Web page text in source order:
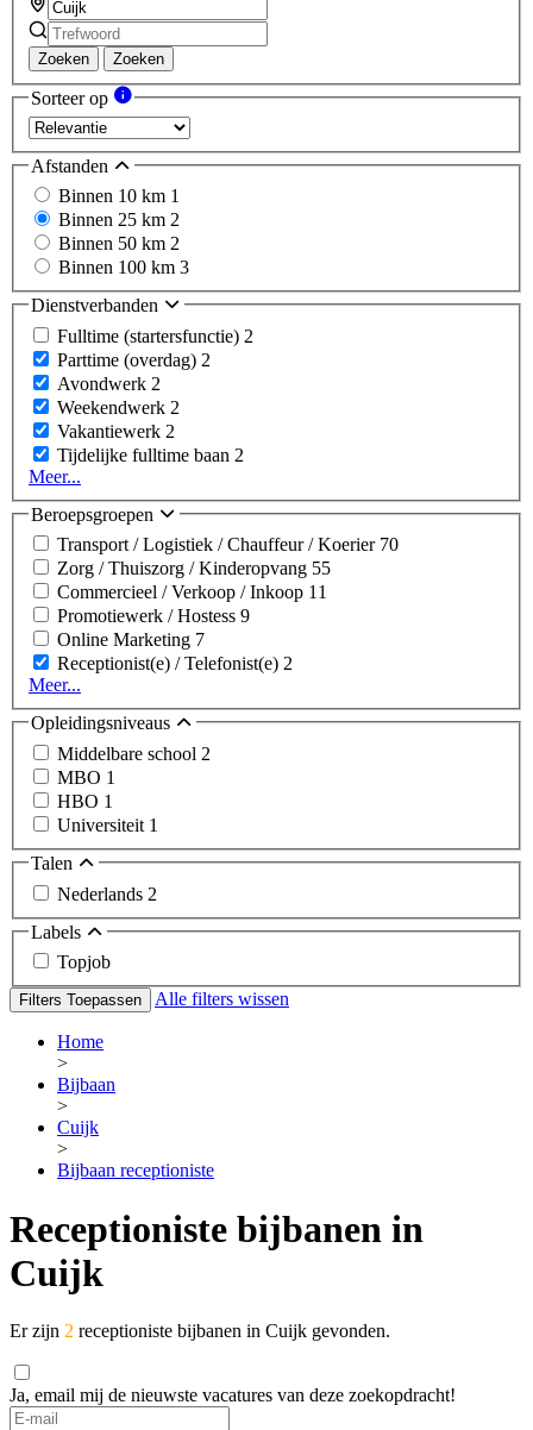
Zoeken Zoeken
Sorteer op
Afstanden
Binnen 10 km 1
Binnen 25 km 2
Binnen 50 km 2
Binnen 100 km 3
Dienstverbanden
Fulltime (startersfunctie) 2
Parttime (overdag) 2
Avondwerk 2
Weekendwerk 2
Vakantiewerk 2
Tijdelijke fulltime baan 2
Meer...
Beroepsgroepen
Transport / Logistiek / Chauffeur / Koerier 70
Zorg / Thuiszorg / Kinderopvang 55
Commercieel / Verkoop / Inkoop 11
Promotiewerk / Hostess 9
Online Marketing 7
Receptionist(e) / Telefonist(e) 2
Meer...
Opleidingsniveaus
Middelbare school 2
MBO 1
HBO 1
Universiteit 1
Talen
Nederlands 2
Labels
Topjob
Filters Toepassen Alle filters wissen
Home
>
Bijbaan
>
Cuijk
>
Bijbaan receptioniste
Receptioniste bijbanen in
Cuijk
Er zijn 2 receptioniste bijbanen in Cuijk gevonden.
Ja, email mij de nieuwste vacatures van deze zoekopdracht!
If